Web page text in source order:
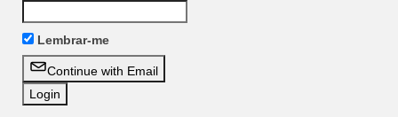
Lembrar-me
Continue with Email